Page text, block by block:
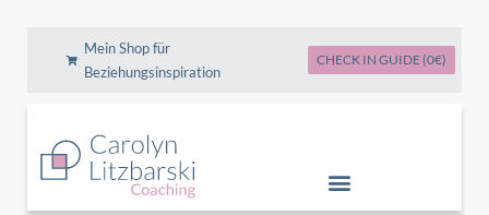
springen
Mein Shop für
Beziehungsinspiration
CHECK IN GUIDE (0€)